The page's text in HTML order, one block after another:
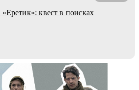
квест в поисках